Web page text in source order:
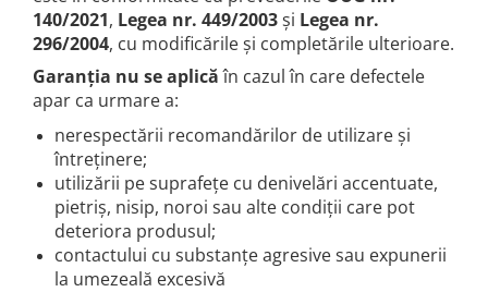
140/2021, Legea nr. 449/2003și Legea nr.
296/2004, cu modificările și completările ulterioare.
Garanția nu se aplicăîn cazul în care defectele
apar ca urmare a:
nerespectării recomandărilor de utilizare și
întreținere;
utilizării pe suprafețe cu denivelări accentuate,
pietriș, nisip, noroi sau alte condiții care pot
deteriora produsul;
contactului cu substanțe agresive sau expunerii
la umezeală excesivă